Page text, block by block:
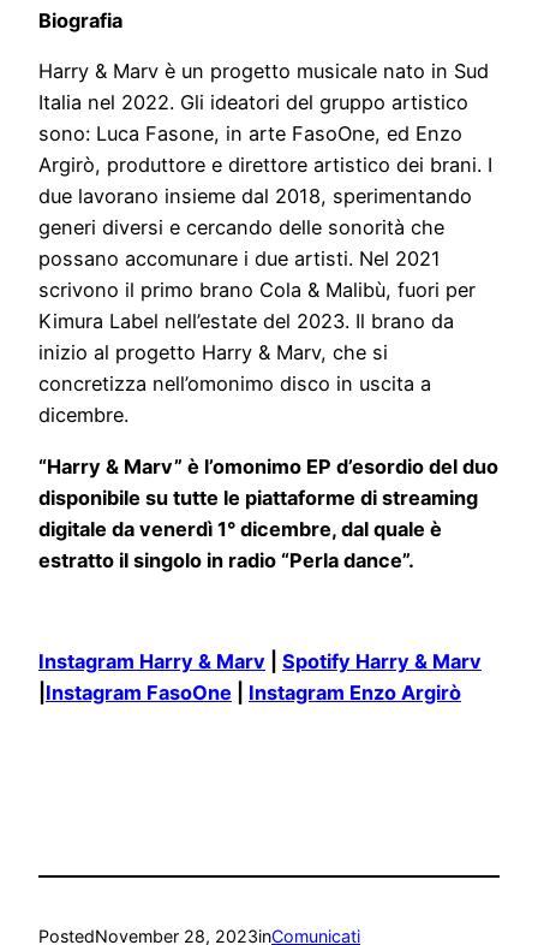
Biografia
Harry & Marv è un progetto musicale nato in Sud
Italia nel 2022. Gli ideatori del gruppo artistico
sono: Luca Fasone, in arte FasoOne, ed Enzo
Argirò, produttore e direttore artistico dei brani. I
due lavorano insieme dal 2018, sperimentando
generi diversi e cercando delle sonorità che
possano accomunare i due artisti. Nel 2021
scrivono il primo brano Cola & Malibù, fuori per
Kimura Label nell’estate del 2023. Il brano da
inizio al progetto Harry & Marv, che si
concretizza nell’omonimo disco in uscita a
dicembre.
“Harry & Marv” è l’omonimo EP d’esordio del duo
disponibile su tutte le piattaforme di streaming
digitale da venerdì 1° dicembre, dal quale è
estratto il singolo in radio “Perla dance”.
Instagram Harry & Marv
Spotify Harry & Marv
Instagram FasoOne Instagram Enzo Argirò
PostedNovember 28, 2023inComunicati